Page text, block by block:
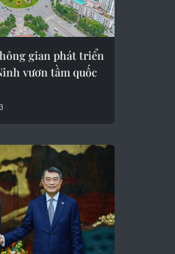
gian phát triển
vươn tầm quốc